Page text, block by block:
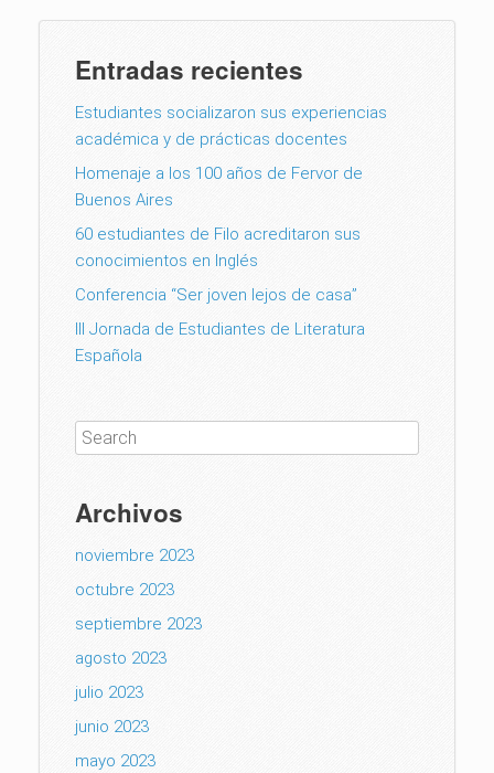
Entradas recientes
Estudiantes socializaron sus experiencias
académica y de prácticas docentes
Homenaje a los 100 años de Fervor de
Buenos Aires
60 estudiantes de Filo acreditaron sus
conocimientos en Inglés
Conferencia “Ser joven lejos de casa”
III Jornada de Estudiantes de Literatura
Española
Archivos
noviembre 2023
octubre 2023
septiembre 2023
agosto 2023
julio 2023
junio 2023
mayo 2023